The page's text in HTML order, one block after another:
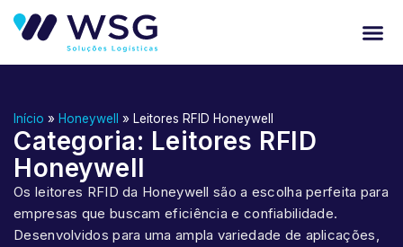
Início » Honeywell » Leitores RFID Honeywell
Categoria: Leitores RFID
Honeywell
Os leitores RFID da Honeywell são a escolha perfeita para
empresas que buscam eficiência e confiabilidade.
Desenvolvidos para uma ampla variedade de aplicações,